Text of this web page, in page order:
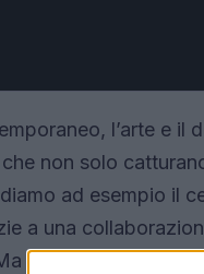
l’arte e il
non solo
ad esempio il
a una
come è avvenuto